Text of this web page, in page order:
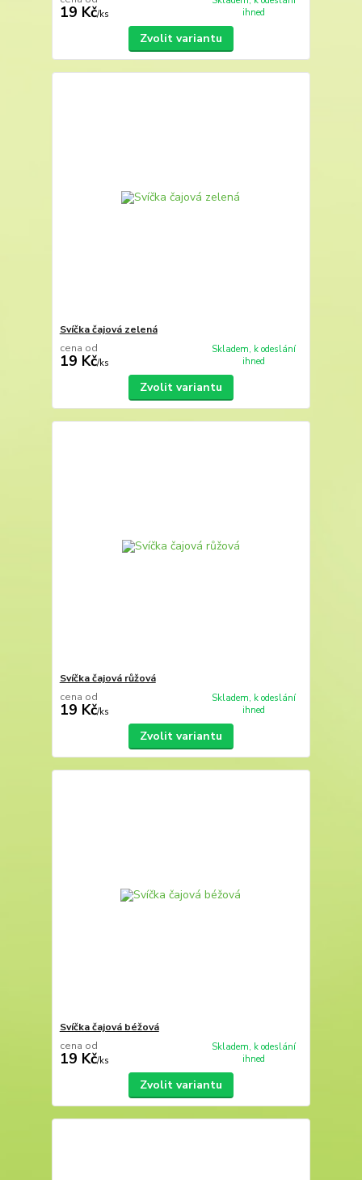
19 Kč/ks
ihned
Zvolit variantu
Svíčka čajová zelená
cena od
19 Kč/ks
Skladem, k odeslání
ihned
Zvolit variantu
Svíčka čajová růžová
cena od
19 Kč/ks
Skladem, k odeslání
ihned
Zvolit variantu
Svíčka čajová béžová
cena od
19 Kč/ks
Skladem, k odeslání
ihned
Zvolit variantu